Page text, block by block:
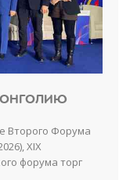
Второго Форума
XIX
форума торг